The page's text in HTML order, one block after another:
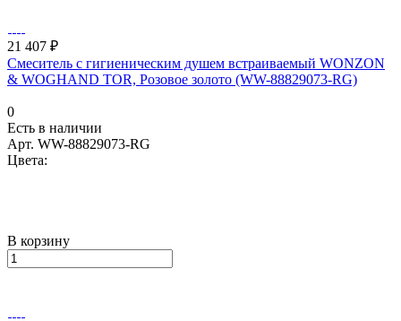
21 407 ₽
Смеситель с гигиеническим душем встраиваемый WONZON
& WOGHAND TOR, Розовое золото (WW-88829073-RG)
0
Есть в наличии
Арт. WW-88829073-RG
Цвета:
В корзину